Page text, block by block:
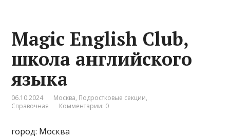
Magic English Club,
школа английского
языка
06.10.2024 Москва, Подростковые секции,
Справочная
Комментарии: 0
город: Москва